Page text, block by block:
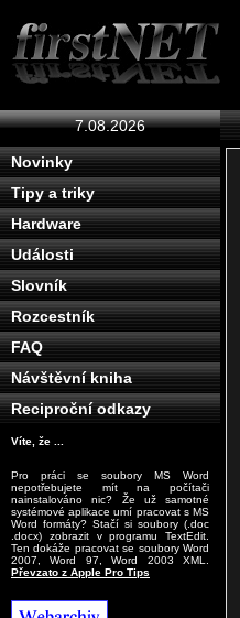
7.08.2026
Novinky
Tipy a triky
Hardware
Události
Slovník
Rozcestník
FAQ
Návštěvní kniha
Reciproční odkazy
Víte, že ...
Pro práci se soubory MS Word
nepotřebujete mít na počítači
nainstalováno nic? Že už samotné
systémové aplikace umí pracovat s MS
Word formáty? Stačí si soubory (.doc
.docx) zobrazit v programu TextEdit.
Ten dokáže pracovat se soubory Word
2007, Word 97, Word 2003 XML.
Převzato z Apple Pro Tips